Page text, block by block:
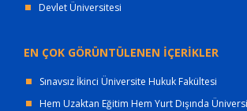
Devlet Üniversitesi
EN ÇOK GÖRÜNTÜLENEN İÇERİKLER
Sınavsız İkinci Üniversite Hukuk Fakültesi
Hem Uzaktan Eğitim Hem Yurt Dışında